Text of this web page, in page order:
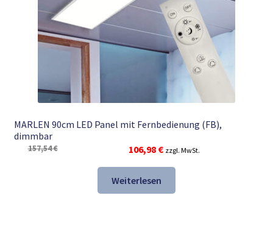
MARLEN 90cm LED Panel mit Fernbedienung (FB),
dimmbar
157,54€
Ursprünglicher
war:
157,54 €
106,98 €Aktueller
106,98 €.
zzgl. MwSt.
Weiterlesen